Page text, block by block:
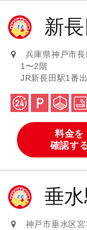
新
兵庫県神戸市
1〜2階
JR新長田駅1番
料金を
確認す
垂
神戸市垂水区